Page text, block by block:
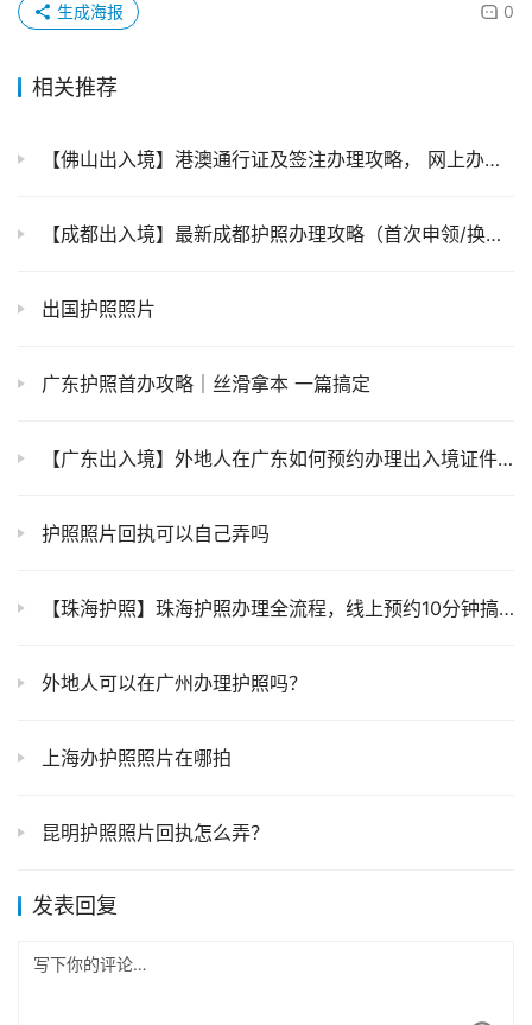
0
生成海报
相关推荐
【佛山出入境】港澳通行证及签注办理攻略， 网上办理现场拿证一站式流程来啦！
【成都出入境】最新成都护照办理攻略（首次申领/换发/补发）！异地户籍也适用！
出国护照照片
广东护照首办攻略｜丝滑拿本 一篇搞定
【广东出入境】外地人在广东如何预约办理出入境证件（护照/通行证）？指南来了！
护照照片回执可以自己弄吗
【珠海护照】珠海护照办理全流程，线上预约10分钟搞定！无需居住证材料 条件全说清→
外地人可以在广州办理护照吗？
上海办护照照片在哪拍
昆明护照照片回执怎么弄？
发表回复